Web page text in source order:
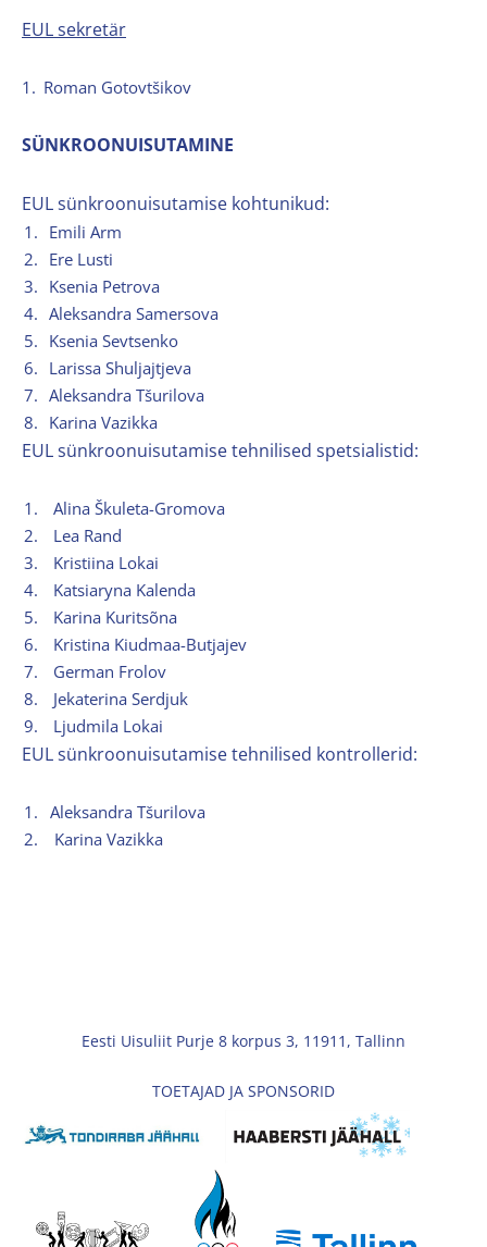
EUL sekretär
1. Roman Gotovtšikov
SÜNKROONUISUTAMINE
EUL sünkroonuisutamise kohtunikud:
1. Emili Arm
2. Ere Lusti
3. Ksenia Petrova
4. Aleksandra Samersova
5. Ksenia Sevtsenko
6. Larissa Shuljajtjeva
7. Aleksandra Tšurilova
8. Karina Vazikka
EUL sünkroonuisutamise tehnilised spetsialistid:
1.
Alina Škuleta-Gromova
2.
Lea Rand
3.
Kristiina Lokai
4.
Katsiaryna Kalenda
5.
Karina Kuritsõna
6.
Kristina Kiudmaa-Butjajev
7.
German Frolov
8.
Jekaterina Serdjuk
9.
Ljudmila Lokai
EUL sünkroonuisutamise tehnilised kontrollerid:
1. Aleksandra Tšurilova
2.
Karina Vazikka
Eesti Uisuliit Purje 8 korpus 3, 11911, Tallinn
TOETAJAD JA SPONSORID